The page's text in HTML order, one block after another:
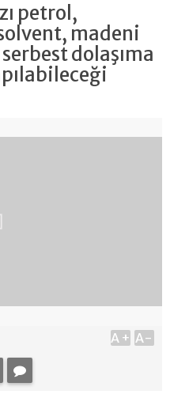
petrol,
madeni
dolaşıma
A+ A-